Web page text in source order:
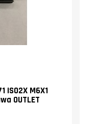
ISO2X M6X1
OUTLET